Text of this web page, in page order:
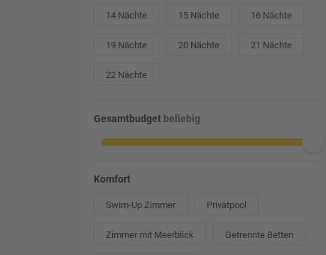
14 Nächte 15 Nächte 16 Nächte
19 Nächte 20 Nächte 21 Nächte
22 Nächte
Gesamtbudget beliebig
Komfort
Swim-Up Zimmer Privatpool
Zimmer mit Meerblick Getrennte Betten